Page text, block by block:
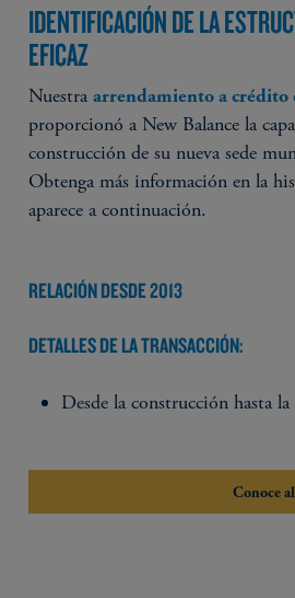
IDENTIFICACIÓN DE LA
EFICAZ
Nuestraarrendamiento a
proporcionó a New Balance la
construcción de su nueva sede
Obtenga más información en la
aparece a continuación.
RELACIÓN DESDE 2013
DETALLES DE LA TRANSACCIÓN:
Desde la construcción hasta
Conoce